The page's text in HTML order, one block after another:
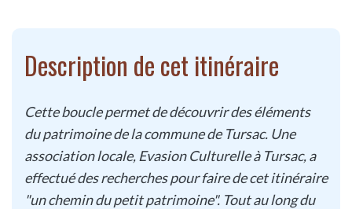
Description de cet itinéraire
Cette boucle permet de découvrir des éléments
du patrimoine de la commune de Tursac. Une
association locale, Evasion Culturelle à Tursac, a
effectué des recherches pour faire de cet itinéraire
"un chemin du petit patrimoine". Tout au long du